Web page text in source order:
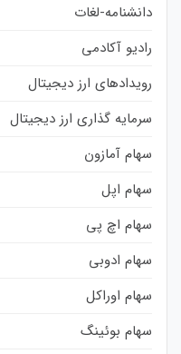
دانشنامه-لغات
رادیو آکادمی
رویدادهای ارز دیجیتال
سرمایه گذاری ارز دیجیتال
سهام آمازون
سهام اپل
سهام اچ پی
سهام ادوبی
سهام اوراکل
سهام بوئینگ